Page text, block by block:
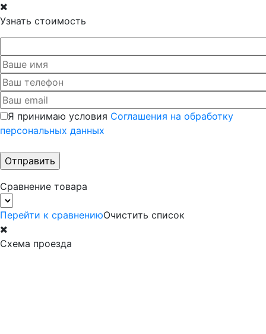
Узнать стоимость
Я принимаю условия Соглашения на обработку
персональных данных
Сравнение товара
Перейти к сравнениюОчистить список
Схема проезда